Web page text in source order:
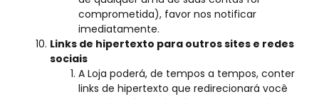
comprometida), favor nos notificar
imediatamente.
Links de hipertexto para outros sites e redes
sociais
A Loja poderá, de tempos a tempos, conter
links de hipertexto que redirecionará você